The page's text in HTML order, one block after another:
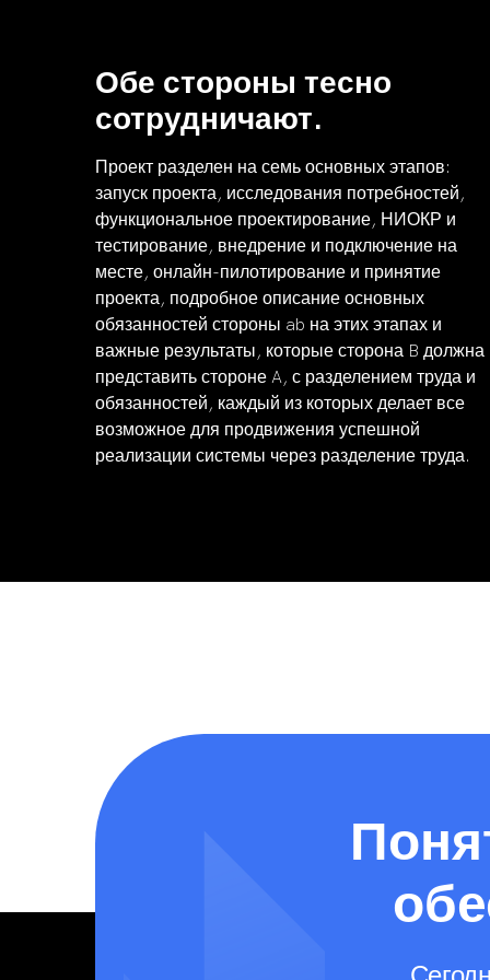
Обе стороны тесно
сотрудничают.
Проект разделен на семь основных этапов:
запуск проекта, исследования потребностей,
функциональное проектирование, НИОКР и
тестирование, внедрение и подключение на
месте, онлайн-пилотирование и принятие
проекта, подробное описание основных
обязанностей стороны ab на этих этапах и
важные результаты, которые сторона B должна
представить стороне A, с разделением труда и
обязанностей, каждый из которых делает все
возможное для продвижения успешной
реализации системы через разделение труда.